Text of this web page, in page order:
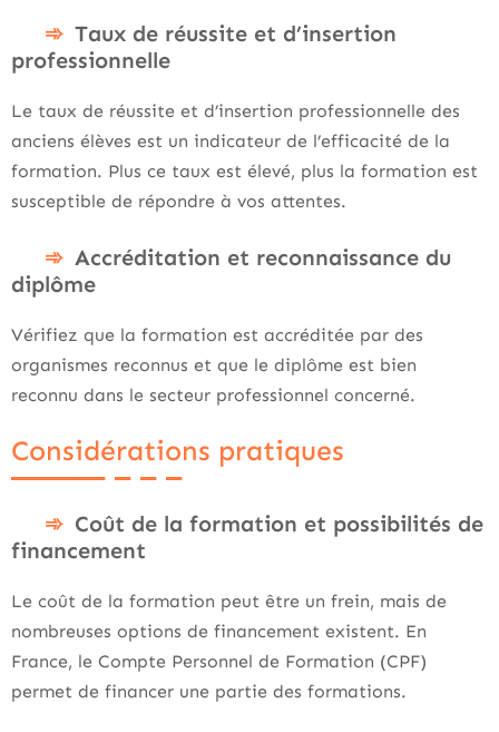
Taux de réussite et d’insertion
professionnelle
Le taux de réussite et d’insertion professionnelle des
anciens élèves est un indicateur de l’efficacité de la
formation. Plus ce taux est élevé, plus la formation est
susceptible de répondre à vos attentes.
Accréditation et reconnaissance du
diplôme
Vérifiez que la formation est accréditée par des
organismes reconnus et que le diplôme est bien
reconnu dans le secteur professionnel concerné.
Considérations pratiques
Coût de la formation et possibilités de
financement
Le coût de la formation peut être un frein, mais de
nombreuses options de financement existent. En
France, le Compte Personnel de Formation (CPF)
permet de financer une partie des formations.